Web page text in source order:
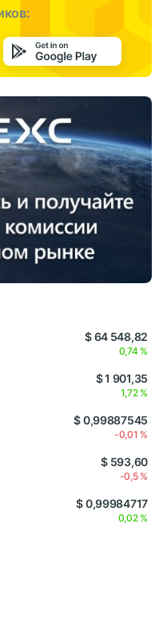
$ 64 548,82
0,74 %
$ 1 901,35
1,72 %
$ 0,99887545
-0,01 %
$ 593,60
-0,5 %
$ 0,99984717
0,02 %